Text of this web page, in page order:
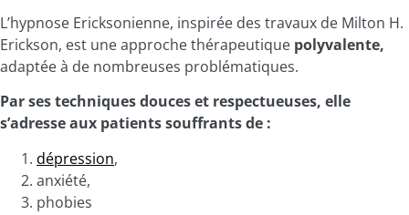
L’hypnose Ericksonienne, inspirée des travaux de Milton H.
Erickson, est une approche thérapeutique polyvalente,
adaptée à de nombreuses problématiques.
Par ses techniques douces et respectueuses, elle
s’adresse aux patients souffrants de :
dépression,
anxiété,
phobies